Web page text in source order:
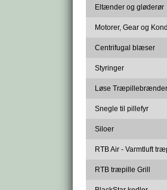
Eltænder og gløderør
Motorer, Gear og
Centrifugal blæser
Styringer
Løse
Snegle til pillefyr
Siloer
RTB Air - Varmtluft
RTB træpille Grill